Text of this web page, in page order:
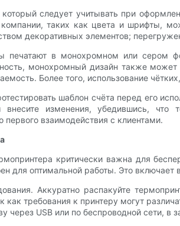
следует учитывать при
таких как цвета и шрифты,
декоративных элементов;
печатают в монохромном или сером
монохромный дизайн также
Более того, использование
шаблон счёта перед его
внесите изменения, убедившись,
первого взаимодействия с клиентами.
критически важна для
для оптимальной работы. Это
Аккуратно распакуйте
как требования к принтеру могут
через USB или по беспроводной сети, в